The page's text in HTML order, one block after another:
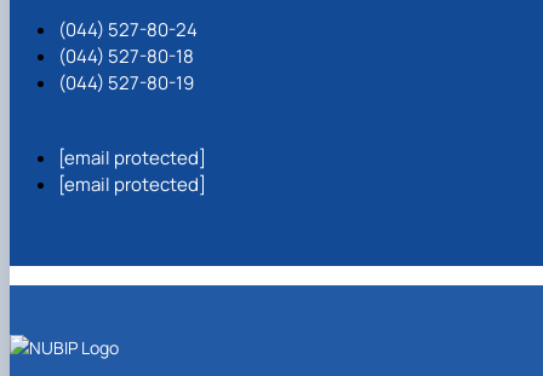
(044) 527-80-24
(044) 527-80-18
(044) 527-80-19
[email protected]
[email protected]